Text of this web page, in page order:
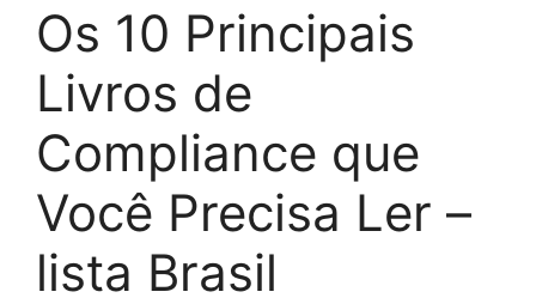
Os 10 Principais
Livros de
Compliance que
Você Precisa Ler –
lista Brasil